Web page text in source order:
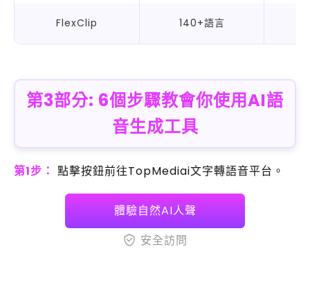
FlexClip 140+語言
第3部分: 6個步驟教會你使用AI語
音生成工具
第1步： 點擊按鈕前往TopMediai文字轉語音平台。
體驗自然AI人聲
安全訪問